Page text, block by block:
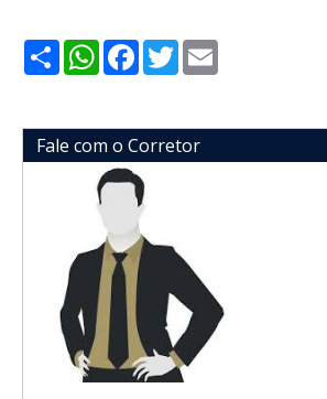
ShareWhatsApp
Facebook
Twitter
Fale com o Corretor